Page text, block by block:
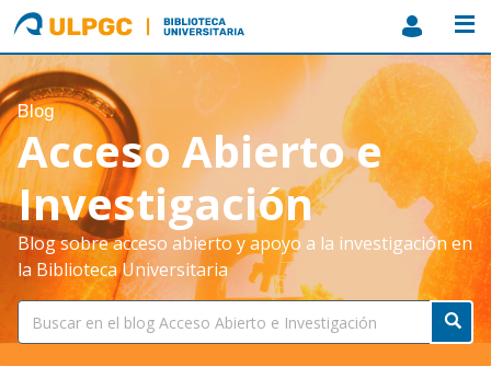
ULPGC
Biblioteca
ULPGC
Blog
Acceso Abierto e
Investigación
Blog sobre acceso abierto y apoyo a la investigación en
la Biblioteca Universitaria